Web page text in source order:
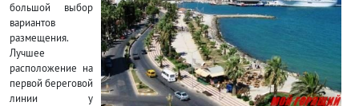
большой выбор
вариантов
размещения.
Лучшее
расположение на
первой береговой
линии у